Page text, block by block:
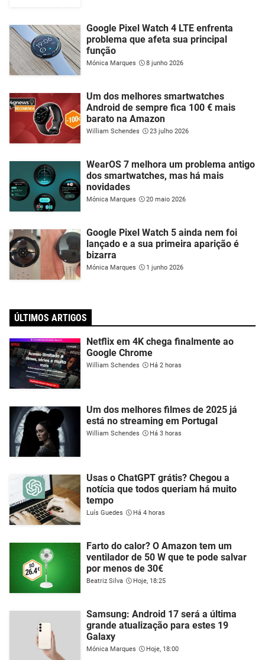
Google Pixel Watch 4 LTE enfrenta
problema que afeta sua principal
função
Mónica Marques 8 junho 2026
Um dos melhores smartwatches
Android de sempre fica 100 € mais
barato na Amazon
William Schendes 23 julho 2026
WearOS 7 melhora um problema antigo
dos smartwatches, mas há mais
novidades
Mónica Marques 20 maio 2026
Google Pixel Watch 5 ainda nem foi
lançado e a sua primeira aparição é
bizarra
Mónica Marques 1 junho 2026
ÚLTIMOS ARTIGOS
Netflix em 4K chega finalmente ao
Google Chrome
William Schendes Há 2 horas
Um dos melhores filmes de 2025 já
está no streaming em Portugal
William Schendes Há 3 horas
Usas o ChatGPT grátis? Chegou a
notícia que todos queriam há muito
tempo
Luís Guedes Há 4 horas
Farto do calor? O Amazon tem um
ventilador de 50 W que te pode salvar
por menos de 30€
Beatriz Silva Hoje, 18:25
Samsung: Android 17 será a última
grande atualização para estes 19
Galaxy
Mónica Marques Hoje, 18:00